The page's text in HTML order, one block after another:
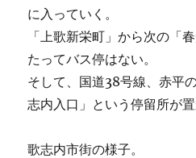
に入っていく。
「上歌新栄町」から次の「
たってバス停はない。
そして、国道38号線、赤平
志内入口」という停留所が
歌志内市街の様子。